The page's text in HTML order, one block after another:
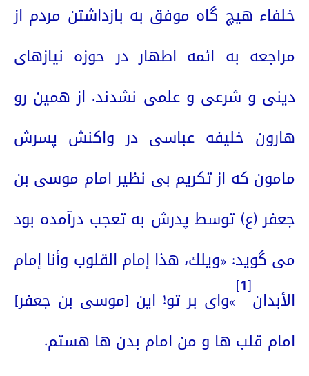
خلفاء هیچ گاه موفق به بازداشتن مردم از
مراجعه به ائمه اطهار در حوزه نیازهای
دینی و شرعی و علمی نشدند. از همین رو
هارون خلیفه عباسی در واکنش پسرش
مامون که از تکریم بی نظیر امام موسی بن
جعفر (ع) توسط پدرش به تعجب درآمده بود
می گوید: «ويلك، هذا إمام القلوب وأنا إمام
الأبدان
[1]
»وای بر تو! این [موسی بن جعفر]
امام قلب ها و من امام بدن ها هستم.